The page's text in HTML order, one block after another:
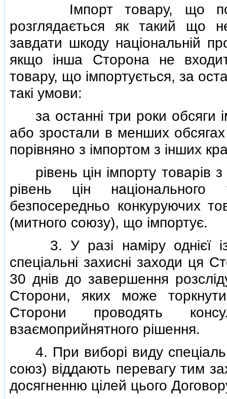
Iмпорт товару, що
розглядається як такий що
завдати шкоду нацiональнiй
якщо iнша Сторона не
товару, що iмпортується, за
такi умови:
за останнi три роки обсяги
або зростали в менших
порiвняно з iмпортом з iнших
рiвень цiн iмпорту товарiв з
рiвень цiн нацiонального
безпосередньо конкуруючих
(митного союзу), що iмпортує.
3. У разi намiру однiєї iз
спецiальнi захиснi заходи ця
30 днiв до завершення
Сторони, яких може
Сторони проводять
взаємоприйнятного рiшення.
4. При виборi виду
союз) вiддають перевагу тим
досягненню цiлей цього